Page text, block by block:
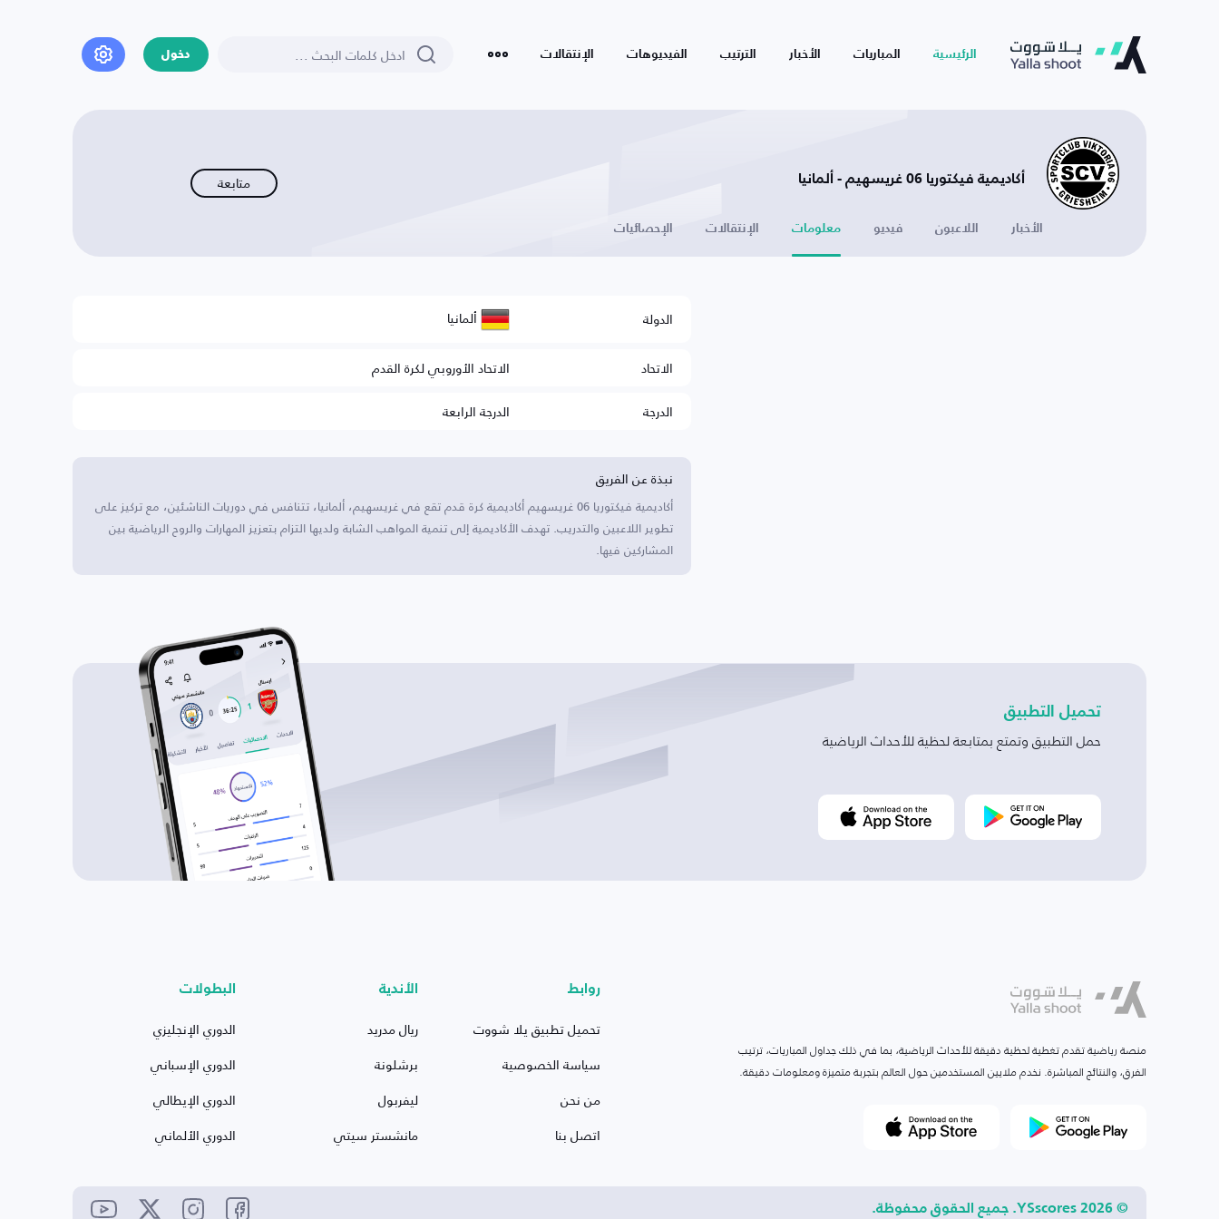
الرئيسية المباريات الأخبار الترتيب الفيديوهات الإنتقالات دخول
أكاديمية فيكتوريا 06 غريسهيم - ألمانيا متابعة
الأخبار اللاعبون فيديو معلومات الإنتقالات الإحصائيات
الدولة ألمانيا
الاتحاد
الاتحاد الأوروبي لكرة القدم
الدرجة
الدرجة الرابعة
نبذة عن الفريق
أكاديمية فيكتوريا 06 غريسهيم أكاديمية كرة قدم تقع في غريسهيم، ألمانيا، تتنافس في دوريات الناشئين، مع تركيز على
تطوير اللاعبين والتدريب. تهدف الأكاديمية إلى تنمية المواهب الشابة ولديها التزام بتعزيز المهارات والروح الرياضية بين
المشاركين فيها.
تحميل التطبيق
حمل التطبيق وتمتع بمتابعة لحظية للأحداث الرياضية
منصة رياضية تقدم تغطية لحظية دقيقة للأحداث الرياضية، بما في ذلك جداول المباريات، ترتيب
الفرق، والنتائج المباشرة. نخدم ملايين المستخدمين حول العالم بتجربة متميزة ومعلومات دقيقة.
روابط
تحميل تطبيق يلا شووت
سياسة الخصوصية
من نحن
اتصل بنا
الأندية
ريال مدريد
برشلونة
ليفربول
مانشستر سيتي
البطولات
الدوري الإنجليزي
الدوري الإسباني
الدوري الإيطالي
الدوري الألماني
© 2026 YSscores. جميع الحقوق محفوظة.